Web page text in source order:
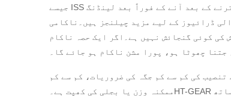
جیسے ISS کی تنگ جگہ کے اندر۔مریخ جیسے سیارے پر اترنے کے بعد آنے کے فوراً بعد لینڈنگ
ڈرائیوز کے لیے مزید چیلنجز ہیں۔ناکامی
کی کوئی گنجائش نہیں ہے۔اگر ایک حصہ ناکام
جتنا چھوٹا ہو، پورا مشن ناکام ہو جائے گا۔
کی کم سے کم جگہ کی ضروریات، کم سے کم
ممکنہ وزن یا بجلی کی کھپت ہے۔HT-GEAR ڈرائیوز ان مطالبات کا جواب دیتی ہیں اور ساتھ